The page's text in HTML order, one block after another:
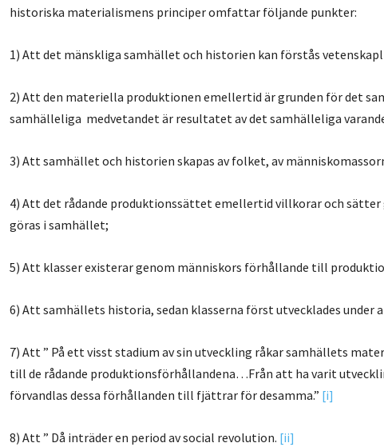
historiska materialismens principer omfattar följande punkter:
1) Att det mänskliga samhället och historien kan förstås
2) Att den materiella produktionen emellertid är grunden för det
samhälleliga medvetandet är resultatet av det samhälleliga
3) Att samhället och historien skapas av folket, av
4) Att det rådande produktionssättet emellertid villkorar och sätter
göras i samhället;
5) Att klasser existerar genom människors förhållande till
6) Att samhällets historia, sedan klasserna först utvecklades under
7) Att ” På ett visst stadium av sin utveckling råkar samhällets
till de rådande produktionsförhållandena…Från att ha varit
förvandlas dessa förhållanden till fjättrar för desamma.” [i]
8) Att ” Då inträder en period av social revolution. [ii]